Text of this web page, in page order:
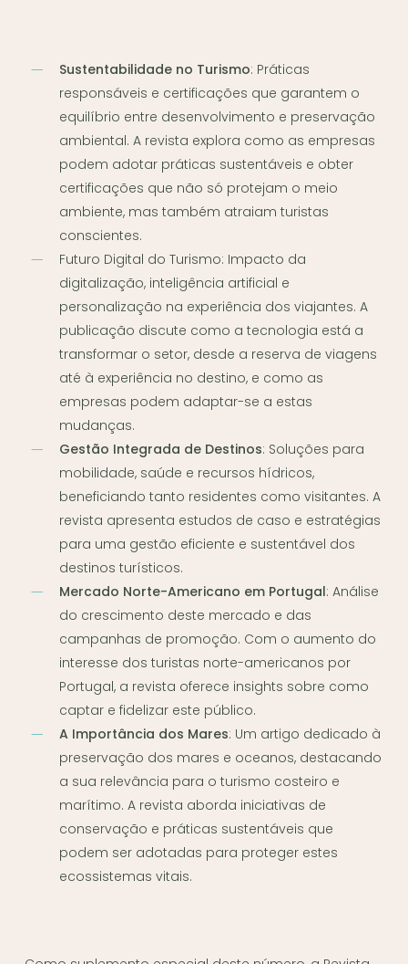
Sustentabilidade no Turismo: Práticas
responsáveis e certificações que garantem o
equilíbrio entre desenvolvimento e preservação
ambiental. A revista explora como as empresas
podem adotar práticas sustentáveis e obter
certificações que não só protejam o meio
ambiente, mas também atraiam turistas
conscientes.
Futuro Digital do Turismo: Impacto da
digitalização, inteligência artificial e
personalização na experiência dos viajantes. A
publicação discute como a tecnologia está a
transformar o setor, desde a reserva de viagens
até à experiência no destino, e como as
empresas podem adaptar-se a estas
mudanças.
Gestão Integrada de Destinos: Soluções para
mobilidade, saúde e recursos hídricos,
beneficiando tanto residentes como visitantes. A
revista apresenta estudos de caso e estratégias
para uma gestão eficiente e sustentável dos
destinos turísticos.
Mercado Norte-Americano em Portugal: Análise
do crescimento deste mercado e das
campanhas de promoção. Com o aumento do
interesse dos turistas norte-americanos por
Portugal, a revista oferece insights sobre como
captar e fidelizar este público.
A Importância dos Mares: Um artigo dedicado à
preservação dos mares e oceanos, destacando
a sua relevância para o turismo costeiro e
marítimo. A revista aborda iniciativas de
conservação e práticas sustentáveis que
podem ser adotadas para proteger estes
ecossistemas vitais.